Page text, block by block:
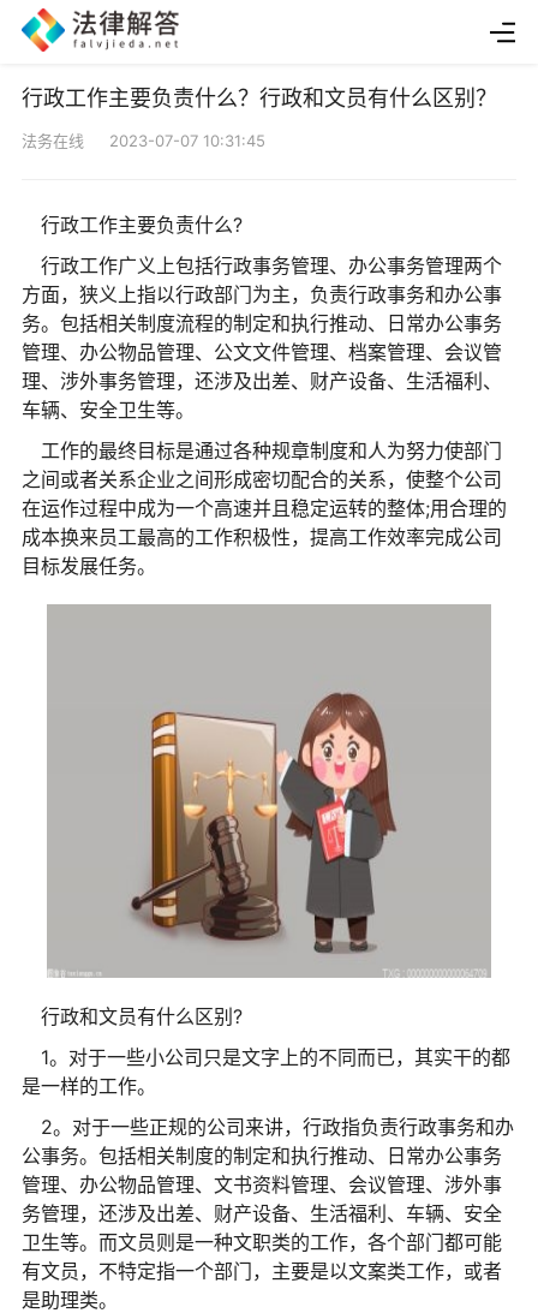
行政工作主要负责什么？行政和文员有什么区别？
法务在线 2023-07-07 10:31:45
行政工作主要负责什么?
行政工作广义上包括行政事务管理、办公事务管理两个
方面，狭义上指以行政部门为主，负责行政事务和办公事
务。包括相关制度流程的制定和执行推动、日常办公事务
管理、办公物品管理、公文文件管理、档案管理、会议管
理、涉外事务管理，还涉及出差、财产设备、生活福利、
车辆、安全卫生等。
工作的最终目标是通过各种规章制度和人为努力使部门
之间或者关系企业之间形成密切配合的关系，使整个公司
在运作过程中成为一个高速并且稳定运转的整体;用合理的
成本换来员工最高的工作积极性，提高工作效率完成公司
目标发展任务。
行政和文员有什么区别?
1。对于一些小公司只是文字上的不同而已，其实干的都
是一样的工作。
2。对于一些正规的公司来讲，行政指负责行政事务和办
公事务。包括相关制度的制定和执行推动、日常办公事务
管理、办公物品管理、文书资料管理、会议管理、涉外事
务管理，还涉及出差、财产设备、生活福利、车辆、安全
卫生等。而文员则是一种文职类的工作，各个部门都可能
有文员，不特定指一个部门，主要是以文案类工作，或者
是助理类。